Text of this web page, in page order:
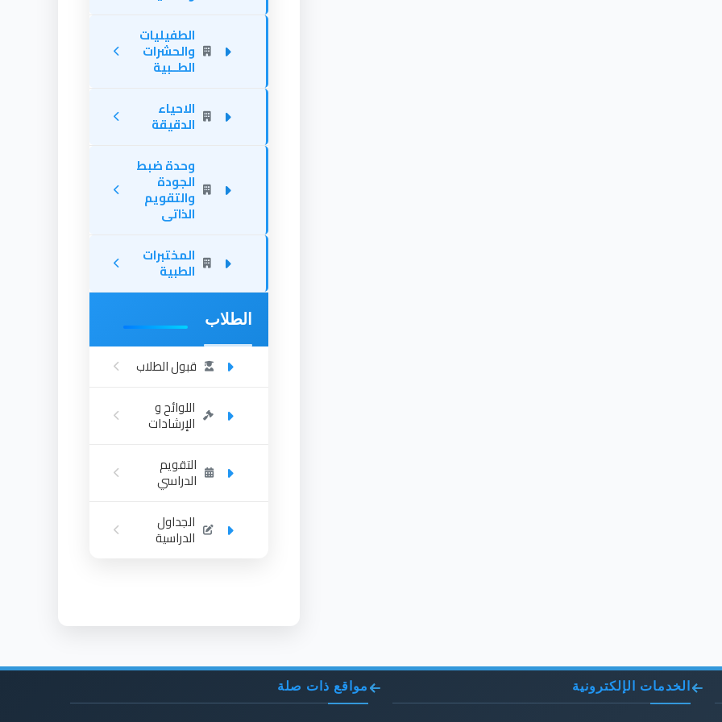
الطفيليات
والحشرات
الطــبية
الاحياء
الدقيقة
وحدة ضبط
الجودة
والتقويم
الذاتى
المختبرات
الطبية
الطلاب
قبول الطلاب
اللوائح و
الإرشادات
التقويم
الدراسي
الجداول
الدراسية
الخدمات الإلكترونية مواقع ذات صلة